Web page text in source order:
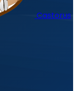
Castorus